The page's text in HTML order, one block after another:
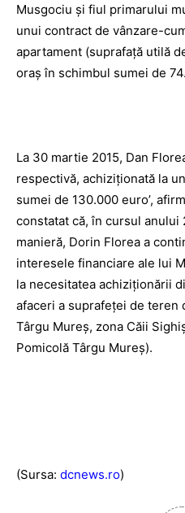
Musgociu şi fiul primarului
unui contract de vânzare-
apartament (suprafaţă utilă
oraş în schimbul sumei de
La 30 martie 2015, Dan
respectivă, achiziţionată la
sumei de 130.000 euro’,
constatat că, în cursul anului
manieră, Dorin Florea a
interesele financiare ale lui
la necesitatea achiziţionării
afaceri a suprafeţei de teren
Târgu Mureş, zona Căii
Pomicolă Târgu Mureş).
(Sursa: dcnews.ro)